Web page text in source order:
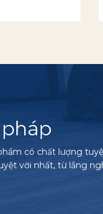
có chất lượng
vời nhất, từ lắng